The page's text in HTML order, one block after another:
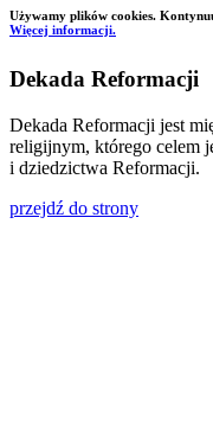
Używamy plików cookies.
Więcej informacji.
Dekada Reformacji
Dekada Reformacji jest
religijnym, którego celem
i dziedzictwa Reformacji.
przejdź do strony